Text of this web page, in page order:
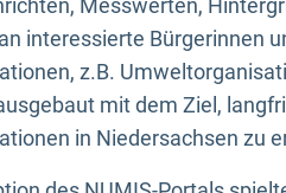
Messwerten,
interessierte Bürgerinnen
z.B.
mit dem Ziel,
in Niedersachsen zu